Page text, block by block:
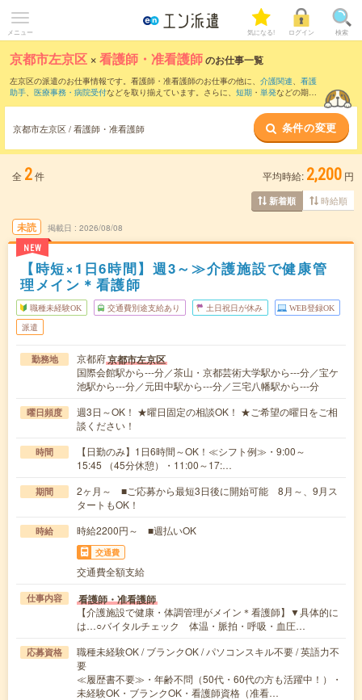
メニュー 気になる! ログイン 検索
京都市左京区 ×看護師・准看護師のお仕事一覧
左京区の派遣のお仕事情報です。看護師・准看護師のお仕事の他に、 介護関連、 看護
助手、 医療事務・病院受付などを取り揃えています。さらに、 短期 ・ 単発などの期間
京都市左京区 / 看護師・准看護師 条件の変更
全 2件 平均時給: 2,200 円
新着順 時給順
未読
NEW
掲載日 2026/08/08
【時短×1日6時間】週3～≫介護施設で健康管
理メイン＊看護師
職種未経験OK 交通費別途支給あり 土日祝日が休み WEB登録OK
派遣
勤務地 京都府京都市左京区
国際会館駅から---分／茶山・京都芸術大学駅から---分／宝ケ
池駅から---分／元田中駅から---分／三宅八幡駅から---分
曜日頻度
週3日～OK！ ★曜日固定の相談OK！ ★ご希望の曜日をご相
談ください！
時間
【日勤のみ】1日6時間～OK！≪シフト例≫・9:00～
15:45 （45分休憩）・11:00～17:…
期間
2ヶ月～ ■ご応募から最短3日後に開始可能 8月～、9月ス
タートもOK！
時給 時給2200円～ ■週払いOK
交通費
交通費全額支給
仕事内容 看護師・准看護師
【介護施設で健康・体調管理がメイン＊看護師】▼具体的に
は…○バイタルチェック 体温・脈拍・呼吸・血圧…
応募資格
職種未経験OK / ブランクOK / パソコンスキル不要 / 英語力不
要
≪履歴書不要≫・年齢不問（50代・60代の方も活躍中！）・
未経験OK・ブランクOK・看護師資格（准看…